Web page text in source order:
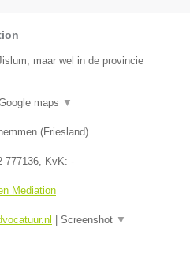
maar wel in de provincie
maps ▼
(Friesland)
777136 , KvK: -
Mediation
| Screenshot ▼